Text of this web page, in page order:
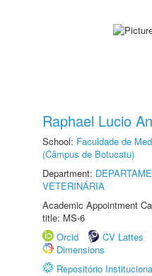
Raphael Lucio
School: Faculdade de
(Câmpus de Botucatu)
Department:
VETERINÁRIA
Academic Appointment
title: MS-6
Orcid
CV Lattes
Dimensions
Repositório